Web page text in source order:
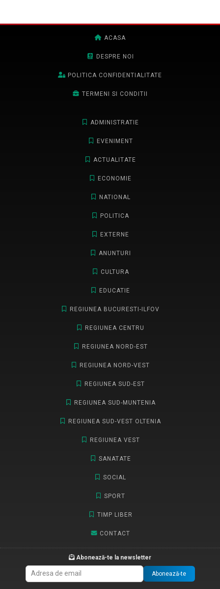
ACASA
DESPRE NOI
POLITICA CONFIDENTIALITATE
TERMENI SI CONDITII
ADMINISTRATIE
EVENIMENT
ACTUALITATE
ECONOMIE
NATIONAL
POLITICA
EXTERNE
ANUNTURI
CULTURA
EDUCATIE
REGIUNEA BUCURESTI-ILFOV
REGIUNEA CENTRU
REGIUNEA NORD-EST
REGIUNEA NORD-VEST
REGIUNEA SUD-EST
REGIUNEA SUD-MUNTENIA
REGIUNEA SUD-VEST OLTENIA
REGIUNEA VEST
SANATATE
SOCIAL
SPORT
TIMP LIBER
CONTACT
Abonează-te la newsletter
Abonează-te